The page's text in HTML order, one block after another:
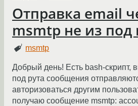
Отправка email
msmtp не из под
msmtp
Добрый день! Есть bash-скрипт,
под рута сообщения
авторизоваться другим
получаю сообщение msmtp: